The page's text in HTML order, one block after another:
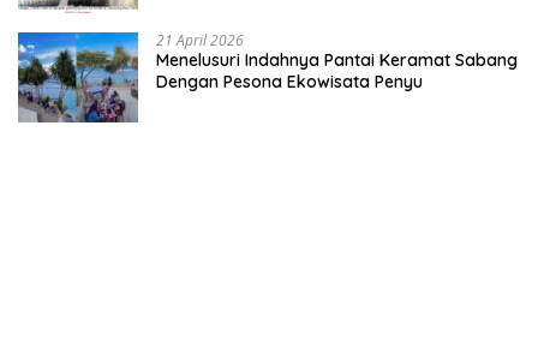
21 April 2026
Menelusuri Indahnya Pantai Keramat Sabang
Dengan Pesona Ekowisata Penyu